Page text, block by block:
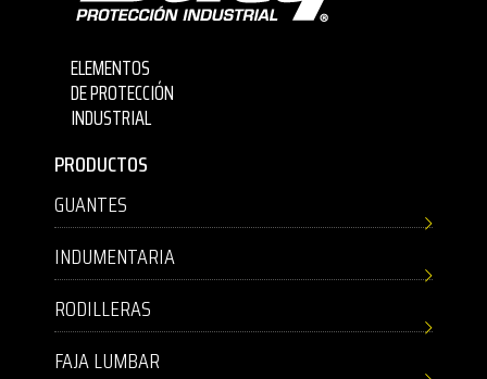
ELEMENTOS
DE PROTECCIÓN
INDUSTRIAL
PRODUCTOS
GUANTES
INDUMENTARIA
RODILLERAS
FAJA LUMBAR